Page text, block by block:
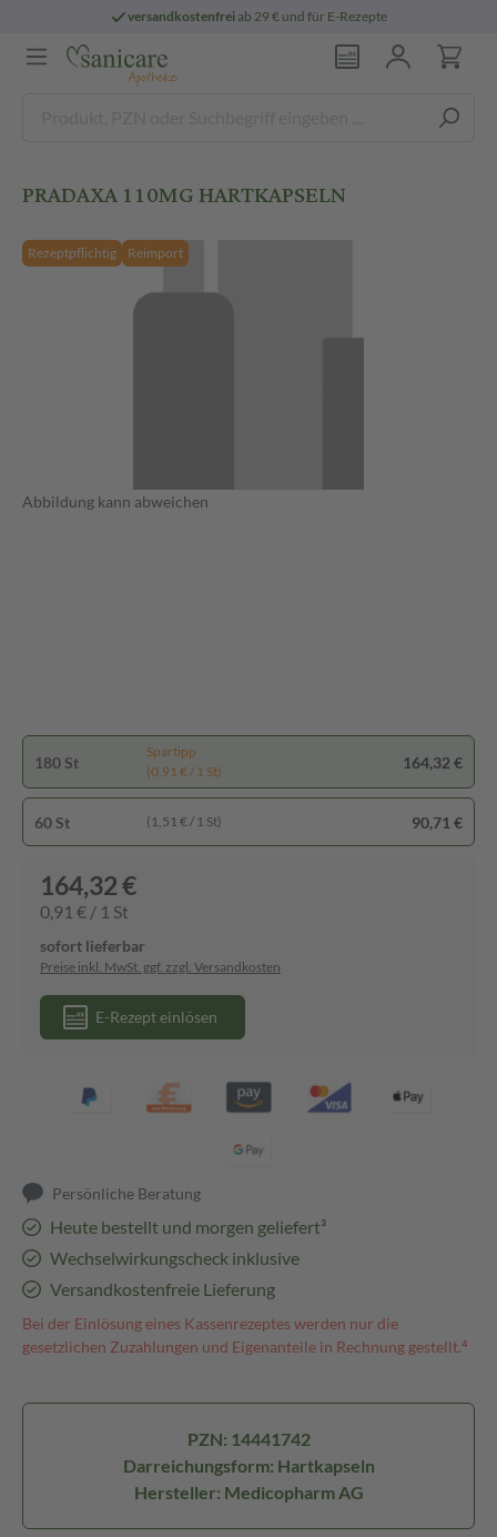
versandkostenfreiab 29 € und für E-Rezepte
PRADAXA 110MG HARTKAPSELN
Rezeptpflichtig Reimport
Abbildung kann abweichen
180 St
Spartipp
(0,91 € / 1 St)
164,32 €
60 St (1,51 € / 1 St) 90,71 €
164,32 €
0,91 € / 1 St
sofort lieferbar
Preise inkl. MwSt. ggf. zzgl. Versandkosten
E-Rezept einlösen
Persönliche Beratung
Heute bestellt und morgen geliefert³
Wechselwirkungscheck inklusive
Versandkostenfreie Lieferung
Bei der Einlösung eines Kassenrezeptes werden nur die
gesetzlichen Zuzahlungen und Eigenanteile in Rechnung gestellt.⁴
PZN: 14441742
Darreichungsform: Hartkapseln
Hersteller: Medicopharm AG